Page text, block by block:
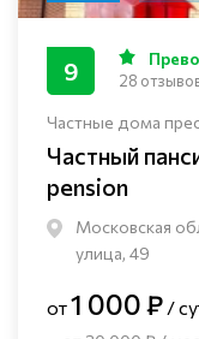
Частные дома
Частный
pension
Московская
улица, 49
9 28
от1 000 ₽ /